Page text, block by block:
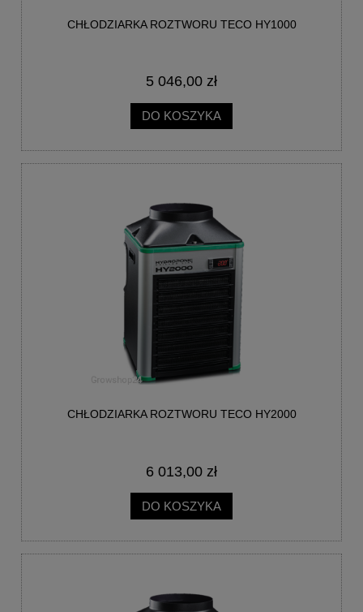
CHŁODZIARKA ROZTWORU TECO HY1000
5 046,00 zł
DO KOSZYKA
CHŁODZIARKA ROZTWORU TECO HY2000
6 013,00 zł
DO KOSZYKA